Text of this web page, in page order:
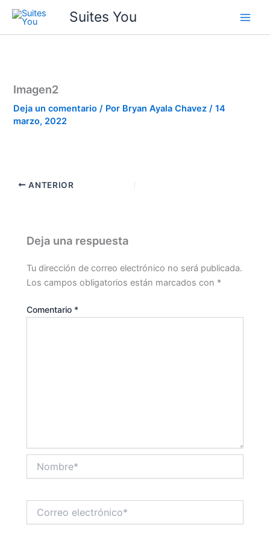
contenido
contenido
Suites You
Imagen2
Deja un comentario / Por Bryan Ayala Chavez/14
marzo, 2022
ANTERIOR
Deja una respuesta
Tu dirección de correo electrónico no será publicada.
Los campos obligatorios están marcados con *
Comentario *
electrónico*